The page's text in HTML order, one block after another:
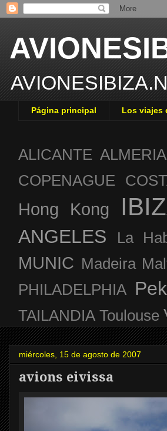
Página principal Los viajes
ALICANTE ALMERIA
COPENAGUE
Hong Kong
ANGELES La
MUNIC Madeira
PHILADELPHIA
TAILANDIA Toulouse
miércoles, 15 de agosto de 2007
avions eivissa